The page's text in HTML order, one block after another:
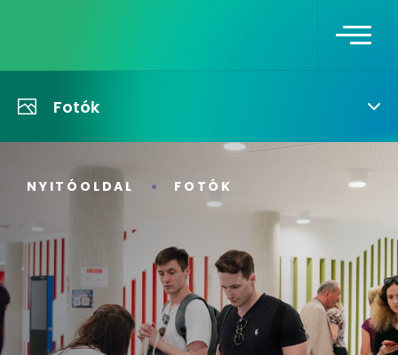
Fotók
NYITÓOLDAL FOTÓK